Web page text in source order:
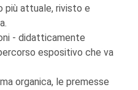
attuale, rivisto e
- didatticamente
espositivo che va
organica, le premesse